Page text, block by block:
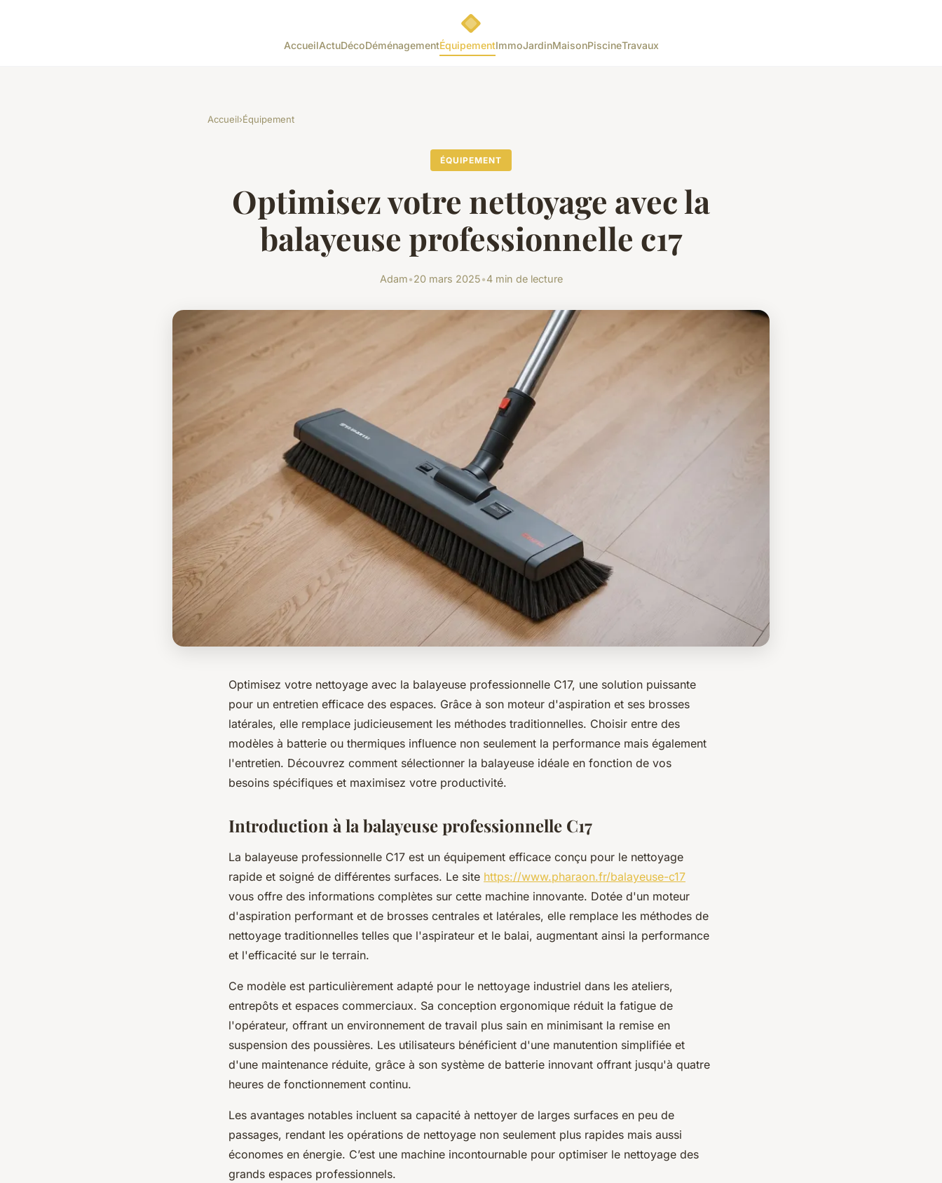
AccueilActuDécoDéménagementÉquipementImmoJardinMaisonPiscineTravaux
Accueil›Équipement
ÉQUIPEMENT
Optimisez votre nettoyage avec la
balayeuse professionnelle c17
Adam•20 mars 2025•4 min de lecture
Optimisez votre nettoyage avec la balayeuse professionnelle C17, une solution puissante
pour un entretien efficace des espaces. Grâce à son moteur d'aspiration et ses brosses
latérales, elle remplace judicieusement les méthodes traditionnelles. Choisir entre des
modèles à batterie ou thermiques influence non seulement la performance mais également
l'entretien. Découvrez comment sélectionner la balayeuse idéale en fonction de vos
besoins spécifiques et maximisez votre productivité.
Introduction à la balayeuse professionnelle C17
La balayeuse professionnelle C17 est un équipement efficace conçu pour le nettoyage
rapide et soigné de différentes surfaces. Le site https://www.pharaon.fr/balayeuse-c17
vous offre des informations complètes sur cette machine innovante. Dotée d'un moteur
d'aspiration performant et de brosses centrales et latérales, elle remplace les méthodes de
nettoyage traditionnelles telles que l'aspirateur et le balai, augmentant ainsi la performance
et l'efficacité sur le terrain.
Ce modèle est particulièrement adapté pour le nettoyage industriel dans les ateliers,
entrepôts et espaces commerciaux. Sa conception ergonomique réduit la fatigue de
l'opérateur, offrant un environnement de travail plus sain en minimisant la remise en
suspension des poussières. Les utilisateurs bénéficient d'une manutention simplifiée et
d'une maintenance réduite, grâce à son système de batterie innovant offrant jusqu'à quatre
heures de fonctionnement continu.
Les avantages notables incluent sa capacité à nettoyer de larges surfaces en peu de
passages, rendant les opérations de nettoyage non seulement plus rapides mais aussi
économes en énergie. C’est une machine incontournable pour optimiser le nettoyage des
grands espaces professionnels.